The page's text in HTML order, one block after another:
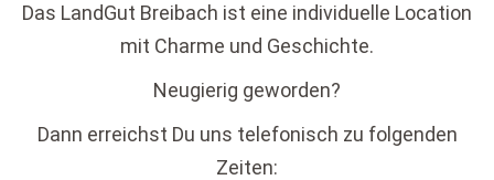
Das LandGut Breibach ist eine individuelle Location
mit Charme und Geschichte.
Neugierig geworden?
Dann erreichst Du uns telefonisch zu folgenden
Zeiten: